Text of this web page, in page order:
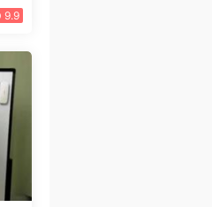
9.9